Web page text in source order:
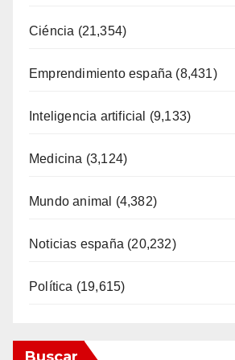
Ciéncia (21,354)
Emprendimiento españa (8,431)
Inteligencia artificial (9,133)
Medicina (3,124)
Mundo animal (4,382)
Noticias españa (20,232)
Política (19,615)
Buscar